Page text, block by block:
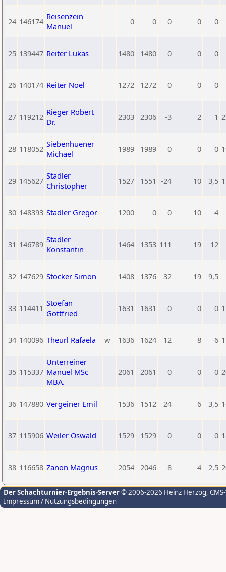
24 146174 Reisenzein
Manuel
0 0 0 0 0
25 139447 Reiter Lukas 1480 1480 0 0 0
26 140174 Reiter Noel 1272 1272 0 0 0
27 119212 Rieger Robert
Dr.
2303 2306 -3 2 1
28 118052 Siebenhuener
Michael
1989 1989 0 0 0
29 145627 Stadler
Christopher
1527 1551 -24 10 3,5
30 148393 Stadler Gregor 1200 0 0 10 4
31 146789 Stadler
Konstantin
1464 1353 111 19 12
32 147629 Stocker Simon 1408 1376 32 19 9,5
33 114411 Stoefan
Gottfried
1631 1631 0 0 0
34 140096 Theurl Rafaela w 1636 1624 12 8 6
35 115337
Unterreiner
Manuel MSc
MBA.
2061 2061 0 0 0
36 147880 Vergeiner Emil 1536 1512 24 6 3,5
37 115906 Weiler Oswald 1529 1529 0 0 0
38 116658 Zanon Magnus 2054 2046 8 4 2,5
Der Schachturnier-Ergebnis-Server© 2006-2026 Heinz Herzog,
Impressum / Nutzungsbedingungen